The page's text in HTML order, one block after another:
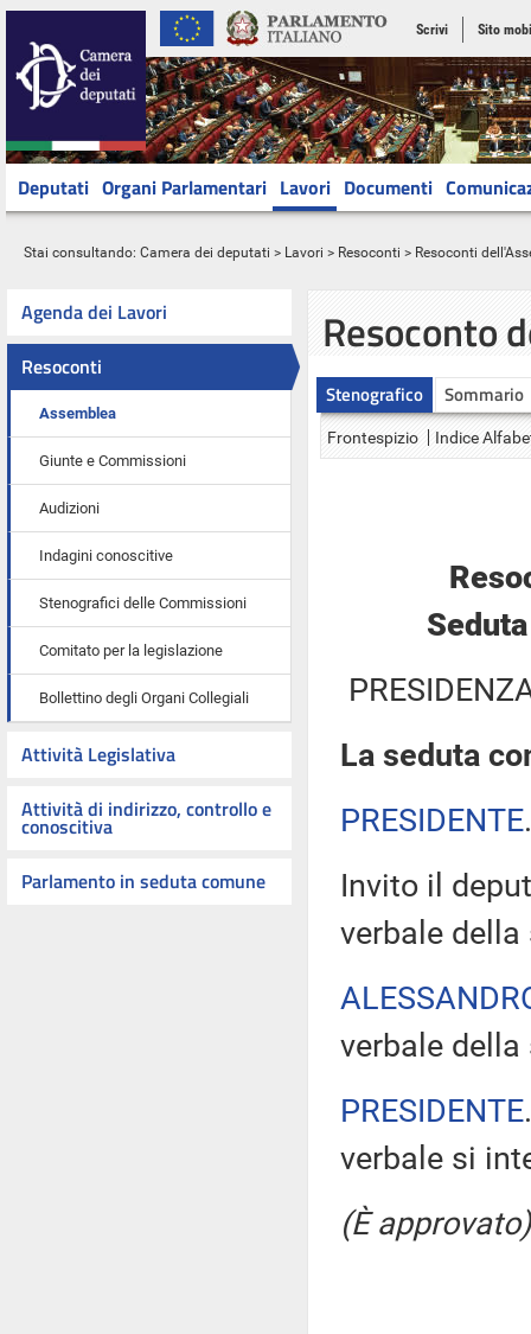
Scrivi Sito
Deputati Organi Parlamentari Lavori Documenti
Stai consultando: Camera dei deputati > Lavori > Resoconti > Resoconti
Agenda dei Lavori
Resoconti
Assemblea
Giunte e Commissioni
Audizioni
Indagini conoscitive
Stenografici delle Commissioni
Comitato per la legislazione
Bollettino degli Organi Collegiali
Attività Legislativa
Attività di indirizzo, controllo e
conoscitiva
Parlamento in seduta comune
Resoconto
Stenografico Sommario
Frontespizio Indice
La seduta
PRESIDENTE
Invito il
verbale della
verbale
PRESIDENTE
verbale si
(È approvato)